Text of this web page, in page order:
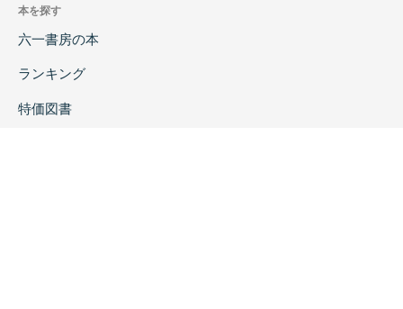
本を探す
六一書房の本
ランキング
特価図書